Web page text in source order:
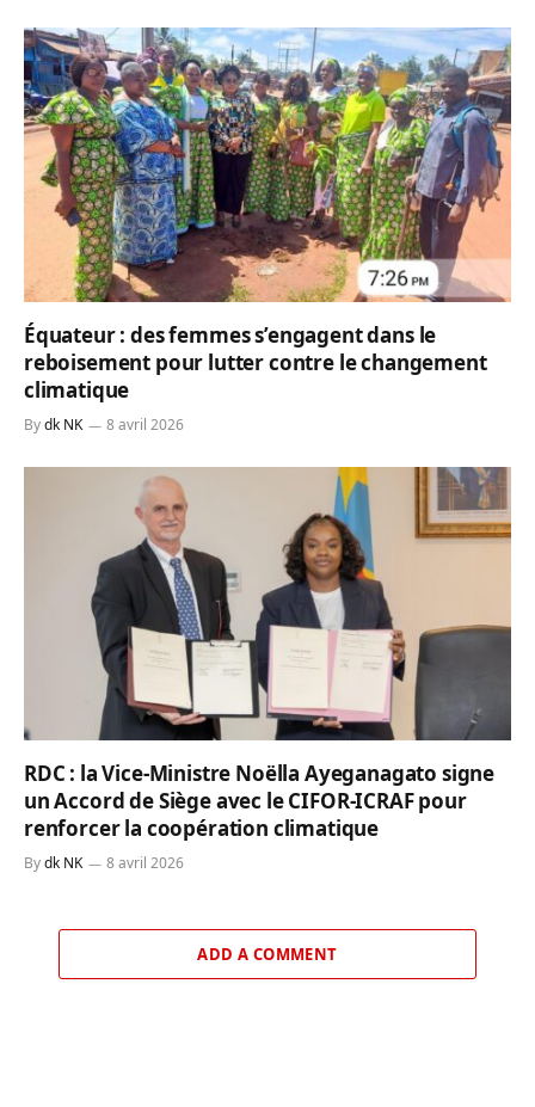
Équateur : des femmes s’engagent dans le
reboisement pour lutter contre le changement
climatique
Bydk NK 8 avril 2026
RDC : la Vice-Ministre Noëlla Ayeganagato signe
un Accord de Siège avec le CIFOR-ICRAF pour
renforcer la coopération climatique
Bydk NK 8 avril 2026
ADD A COMMENT